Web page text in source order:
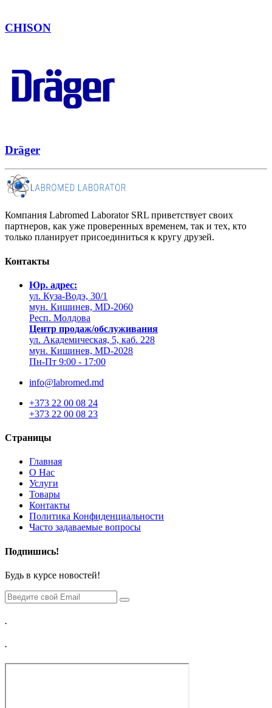
CHISON
Dräger
Компания Labromed Laborator SRL приветствует своих
партнеров, как уже проверенных временем, так и тех, кто
только планирует присоединиться к кругу друзей.
Контакты
Юр. адрес:
ул. Куза-Водэ, 30/1
мун. Кишинев, MD-2060
Респ. Молдова
Центр продаж/обслуживания
ул. Академическая, 5, каб. 228
мун. Кишинев, MD-2028
Пн-Пт 9:00 - 17:00
info@labromed.md
+373 22 00 08 24
+373 22 00 08 23
Страницы
Главная
О Нас
Услуги
Товары
Контакты
Политика Конфиденциальности
Часто задаваемые вопросы
Подпишись!
Будь в курсе новостей!
.
.